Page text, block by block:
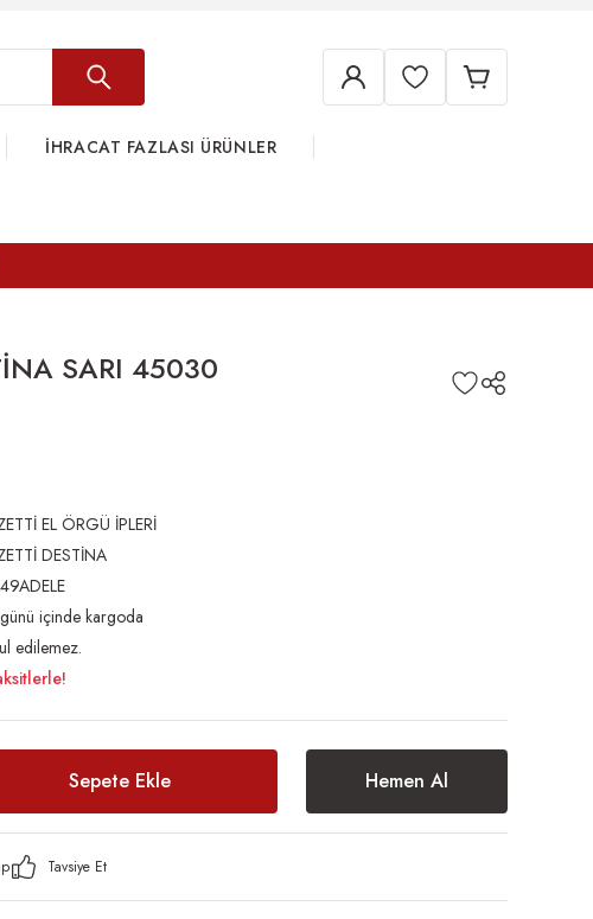
İHRACAT FAZLASI ÜRÜNLER
SARI 45030
EL ÖRGÜ İPLERİ
DESTİNA
içinde kargoda
edilemez.
Sepete Ekle Hemen Al
Tavsiye Et